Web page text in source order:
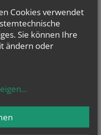
Cookies verwendet
Sie können Ihre
ändern oder
...